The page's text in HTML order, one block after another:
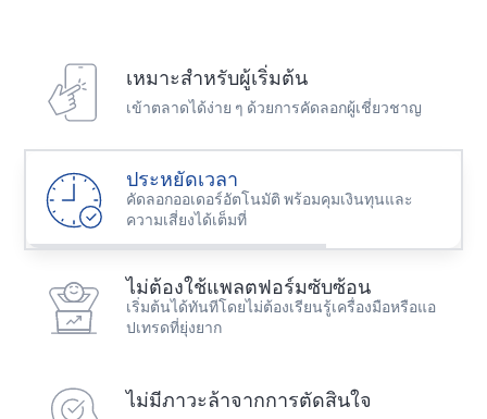
Global Brands Magazine Awards 2023
เหมาะสำหรับผู้เริ่มต้น
เข้าตลาดได้ง่าย ๆ ด้วยการคัดลอกผู้เชี่ยวชาญ
ประหยัดเวลา
คัดลอกออเดอร์อัตโนมัติ พร้อมคุมเงินทุนและ
ความเสี่ยงได้เต็มที่
ไม่ต้องใช้แพลตฟอร์มซับซ้อน
เริ่มต้นได้ทันทีโดยไม่ต้องเรียนรู้เครื่องมือหรือแอ
ปเทรดที่ยุ่งยาก
ไม่มีภาวะล้าจากการตัดสินใจ